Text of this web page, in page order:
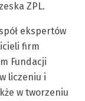
ZPL.
ekspertów
firm
Fundacji
liczeniu i
w tworzeniu